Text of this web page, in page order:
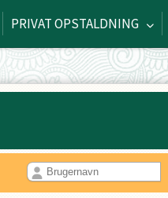
PRIVAT OPSTALDNING